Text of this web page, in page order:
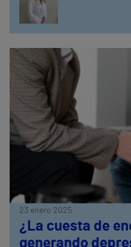
23 enero 2025
¿La cuesta de
generando